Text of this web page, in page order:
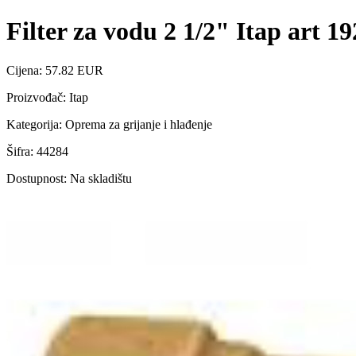
Filter za vodu 2 1/2" Itap art
Cijena: 57.82 EUR
Proizvođač: Itap
Kategorija: Oprema za grijanje i hlađenje
Šifra: 44284
Dostupnost: Na skladištu